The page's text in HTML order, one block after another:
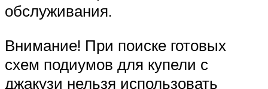
обслуживания.
Внимание! При поиске готовых
схем подиумов для купели с
джакузи нельзя использовать